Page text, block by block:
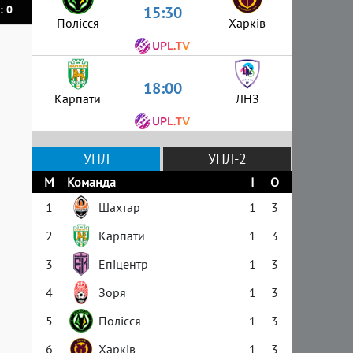
0
Полісся 15:30 Харків
Карпати 18:00 ЛНЗ
УПЛ УПЛ-2
М Команда І
О
1
Шахтар 1
3
2
Карпати 1
3
3
Епіцентр 1
3
4
Зоря 1
3
5
Полісся 1
3
6
Харків 1
3